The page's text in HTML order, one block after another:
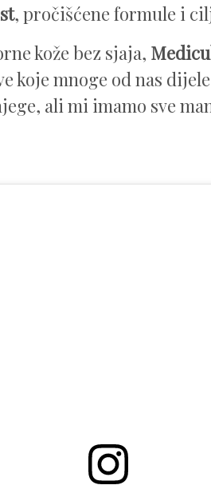
, pročišćene formule i
kože bez sjaja,
koje mnoge od nas
ali mi imamo sve